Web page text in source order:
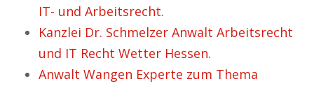
IT- und Arbeitsrecht.
Kanzlei Dr. Schmelzer Anwalt Arbeitsrecht
und IT Recht Wetter Hessen.
Anwalt Wangen Experte zum Thema